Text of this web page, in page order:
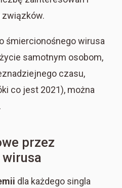
śmiercionośnego wirusa
samotnym osobom,
czasu,
co jest 2021), można
przez
dla każdego singla